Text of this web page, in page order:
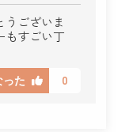
うございま
もすごい丁
った 0